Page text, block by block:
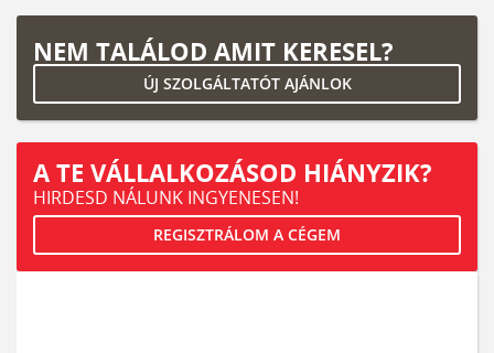
NEM TALÁLOD AMIT KERESEL?
ÚJ SZOLGÁLTATÓT AJÁNLOK
A TE VÁLLALKOZÁSOD HIÁNYZIK?
HIRDESD NÁLUNK INGYENESEN!
REGISZTRÁLOM A CÉGEM